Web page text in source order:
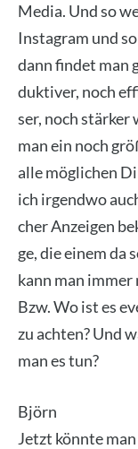
Media. Und so
Insta­gram und
dann fin­det man
duk­ti­ver, noch
ser, noch stär­ker
man ein noch
alle mög­li­chen
ich irgend­wo
cher Anzei­gen
ge, die einem da
kann man immer
Bzw. Wo ist es
zu ach­ten? Und
man es tun?
Björn
Jetzt könn­te